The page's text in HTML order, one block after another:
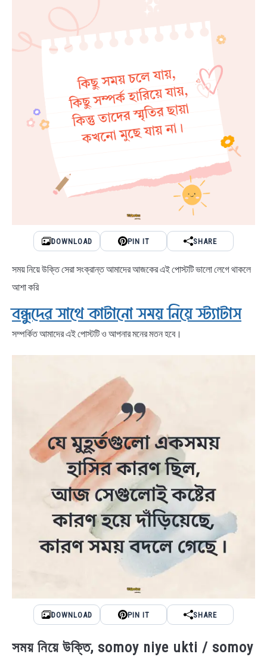
DOWNLOAD PIN IT SHARE
সময় নিয়ে উক্তি সেরা সংক্রান্ত আমাদের আজকের এই পোস্টটি ভালো লেগে থাকলে
আশা করি
বন্ধুদের সাথে কাটানো সময় নিয়ে স্ট্যাটাস
সম্পর্কিত আমাদের এই পোস্টটি ও আপনার মনের মতন হবে।
DOWNLOAD PIN IT SHARE
সময় নিয়ে উক্তি, somoy niye ukti / somoy